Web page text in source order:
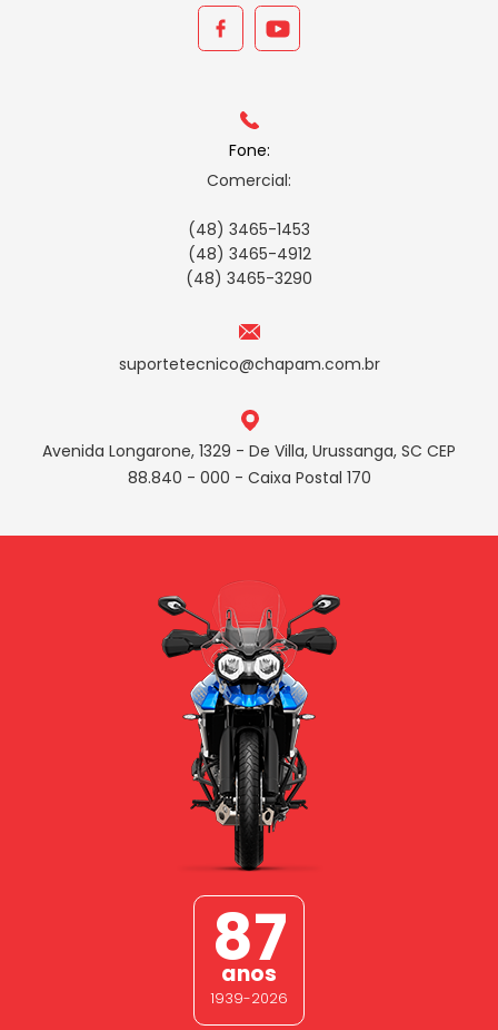
Fone:
Comercial:
(48) 3465-1453
(48) 3465-4912
(48) 3465-3290
suportetecnico@chapam.com.br
Avenida Longarone, 1329 - De Villa, Urussanga, SC CEP
88.840 - 000 - Caixa Postal 170
87
anos
1939-2026